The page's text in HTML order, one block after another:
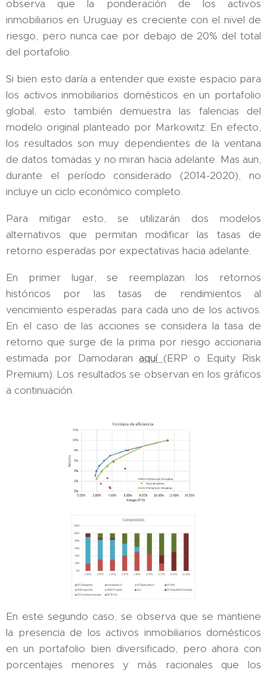
observa que la ponderación de los activos
inmobiliarios en Uruguay es creciente con el nivel de
riesgo, pero nunca cae por debajo de 20% del total
del portafolio.
Si bien esto daría a entender que existe espacio para
los activos inmobiliarios domésticos en un portafolio
global, esto también demuestra las falencias del
modelo original planteado por Markowitz. En efecto,
los resultados son muy dependientes de la ventana
de datos tomadas y no miran hacia adelante. Mas aun,
durante el período considerado (2014-2020), no
incluye un ciclo económico completo.
Para mitigar esto, se utilizarán dos modelos
alternativos que permitan modificar las tasas de
retorno esperadas por expectativas hacia adelante.
En primer lugar, se reemplazan los retornos
históricos por las tasas de rendimientos al
vencimiento esperadas para cada uno de los activos.
En el caso de las acciones se considera la tasa de
retorno que surge de la prima por riesgo accionaria
estimada por Damodaran aquí (ERP o Equity Risk
Premium). Los resultados se observan en los gráficos
a continuación.
En este segundo caso, se observa que se mantiene
la presencia de los activos inmobiliarios domésticos
en un portafolio bien diversificado, pero ahora con
porcentajes menores y más racionales que los